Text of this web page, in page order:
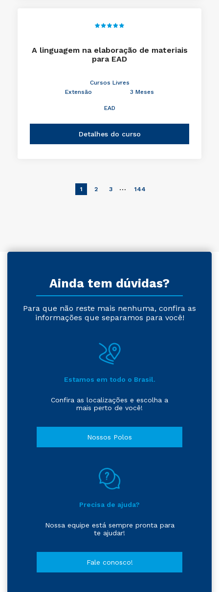
A linguagem na elaboração de materiais
para EAD
Cursos Livres
Extensão
3 Meses
EAD
Detalhes do curso
1 2 3 … 144
Ainda tem dúvidas?
Para que não reste mais nenhuma, confira as
informações que separamos para você!
Estamos em todo o Brasil.
Confira as localizações e escolha a
mais perto de você!
Nossos Polos
Precisa de ajuda?
Nossa equipe está sempre pronta para
te ajudar!
Fale conosco!